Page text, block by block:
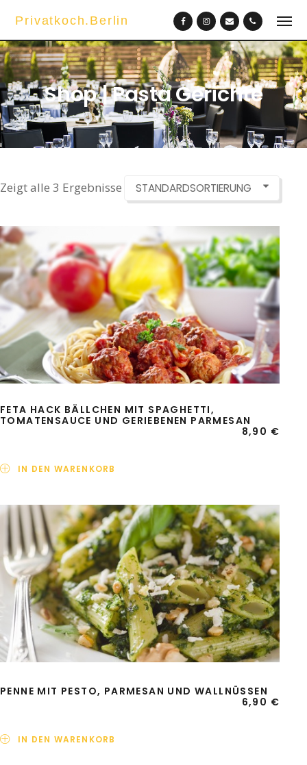
Privatkoch.Berlin
Shop | Pasta Gerichte
Zeigt alle 3 Ergebnisse STANDARDSORTIERUNG
FETA HACK BÄLLCHEN MIT SPAGHETTI,
TOMATENSAUCE UND GERIEBENEN PARMESAN
8,90 €
IN DEN WARENKORB
PENNE MIT PESTO, PARMESAN UND WALLNÜSSEN
6,90 €
IN DEN WARENKORB